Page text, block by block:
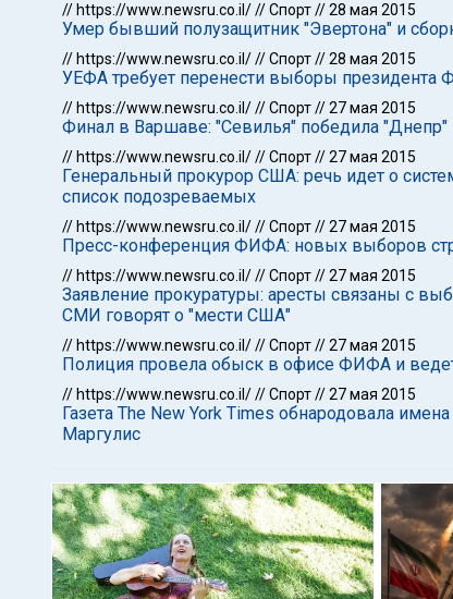
// https://www.newsru.co.il///Спорт//28 мая 2015
Умер бывший полузащитник "Эвертона" и
// https://www.newsru.co.il///Спорт//28 мая 2015
УЕФА требует перенести выборы
// https://www.newsru.co.il///Спорт//27 мая 2015
Финал в Варшаве: "Севилья" победила "Днепр"
// https://www.newsru.co.il///Спорт//27 мая 2015
Генеральный прокурор США: речь идет о
список подозреваемых
// https://www.newsru.co.il///Спорт//27 мая 2015
Пресс-конференция ФИФА: новых выборов
// https://www.newsru.co.il///Спорт//27 мая 2015
Заявление прокуратуры: аресты связаны с
СМИ говорят о "мести США"
// https://www.newsru.co.il///Спорт//27 мая 2015
Полиция провела обыск в офисе ФИФА и
// https://www.newsru.co.il///Спорт//27 мая 2015
Газета The New York Times обнародовала
Маргулис